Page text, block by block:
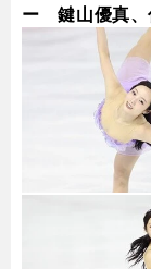
ー 鍵山優真、